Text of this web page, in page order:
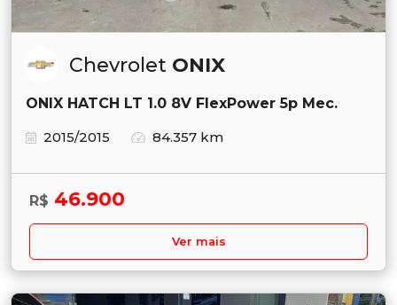
Chevrolet ONIX
ONIX HATCH LT 1.0 8V FlexPower 5p Mec.
2015/2015
84.357 km
R$ 46.900
Ver mais